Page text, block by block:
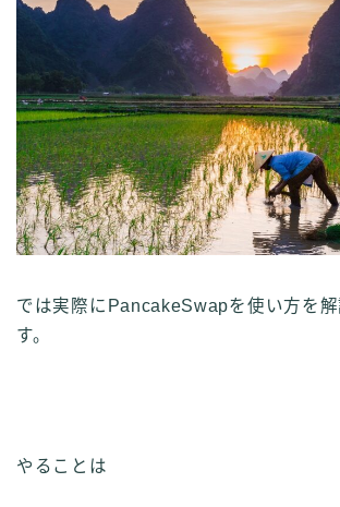
では実際にPancakeSwapを使い方を解
す。
やることは